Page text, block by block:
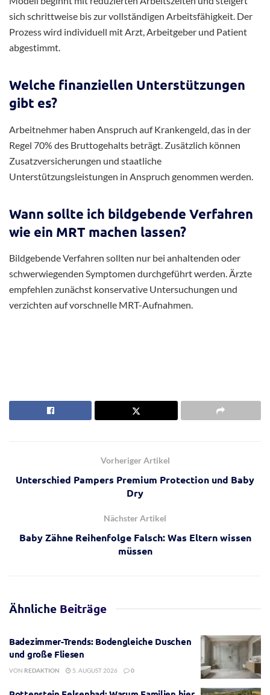
Schmerztherapie und Bewegungsübungen sowie operative
Eingriffe in schweren Fällen. Moderne
Rehabilitationsmaßnahmen umfassen gezielte
Trainingstherapien und alternative Behandlungsmethoden.
Wie funktioniert die stufenweise
Wiedereingliederung?
Die stufenweise Wiedereingliederung nach dem Hamburger
Modell beginnt mit reduzierten Arbeitszeiten und steigert
sich schrittweise bis zur vollständigen Arbeitsfähigkeit. Der
Prozess wird individuell mit Arzt, Arbeitgeber und Patient
Welche finanziellen Unterstützungen
gibt es?
Arbeitnehmer haben Anspruch auf Krankengeld, das in der
Regel 70% des Bruttogehalts beträgt. Zusätzlich können
Zusatzversicherungen und staatliche
Bildgebende Verfahren sollten nur bei anhaltenden oder
verzichten auf vorschnelle MRT-Aufnahmen.
Vorheriger Artikel
Dry
Nächster Artikel
Baby Zähne Reihenfolge Falsch: Was Eltern wissen